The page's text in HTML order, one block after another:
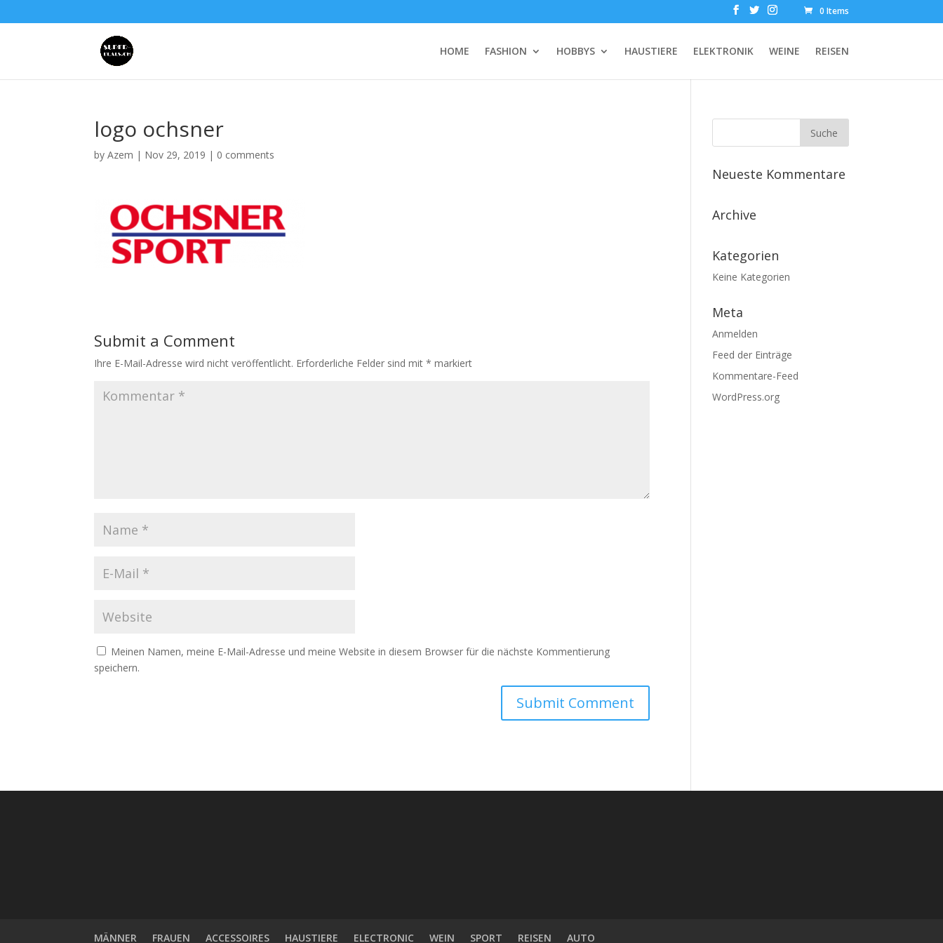
0 Items
HOME FASHION HOBBYS HAUSTIERE ELEKTRONIK WEINE REISEN
logo ochsner
byAzem | Nov 29, 2019 | 0 comments
Submit a Comment
Ihre E-Mail-Adresse wird nicht veröffentlicht. Erforderliche Felder sind mit* markiert
Meinen Namen, meine E-Mail-Adresse und meine Website in diesem Browser für die nächste Kommentierung
speichern.
Neueste Kommentare
Archive
Kategorien
Keine Kategorien
Meta
Anmelden
Feed der Einträge
Kommentare-Feed
WordPress.org
MÄNNER FRAUEN ACCESSOIRES HAUSTIERE ELECTRONIC WEIN SPORT REISEN AUTO